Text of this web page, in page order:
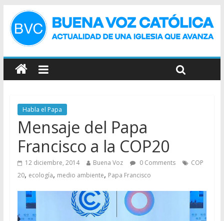
Habla el Papa
Mensaje del Papa
Francisco a la COP20
12 diciembre, 2014 Buena Voz 0 Comments
COP
20, ecología, medio ambiente, Papa Francisco